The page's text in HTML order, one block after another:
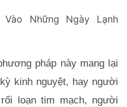
Vào Những Ngày Lạnh
pháp này mang lại
kinh nguyệt, hay người
loạn tim mạch, người